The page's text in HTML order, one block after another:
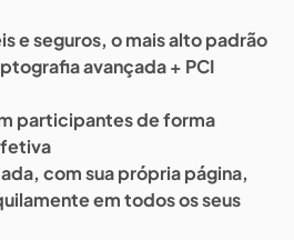
e seguros, o mais alto padrão
avançada + PCI
participantes de forma
com sua própria página,
em todos os seus